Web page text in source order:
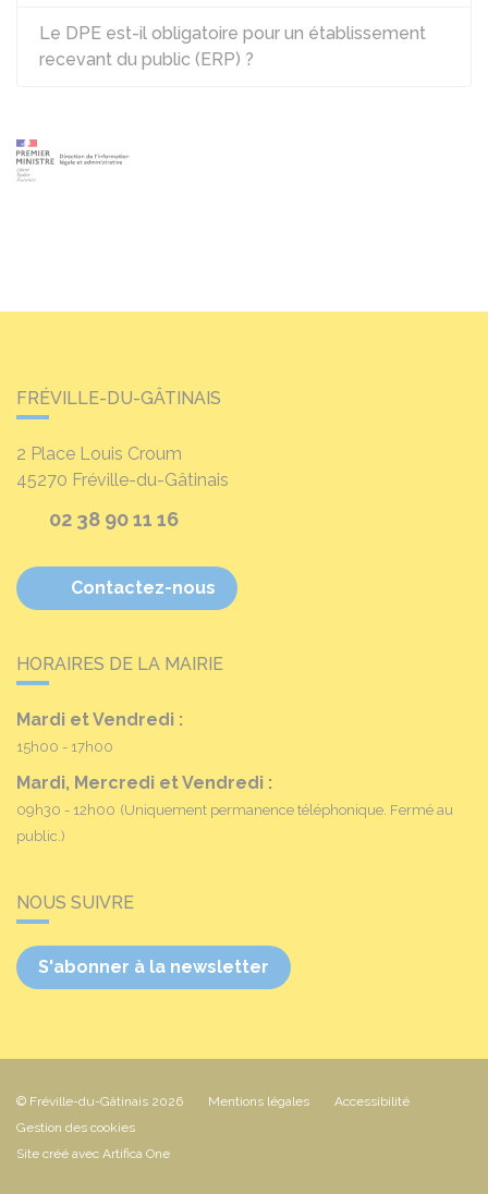
Le DPE est-il obligatoire pour un établissement
recevant du public (ERP) ?
FRÉVILLE-DU-GÂTINAIS
2 Place Louis Croum
45270 Fréville-du-Gâtinais
02 38 90 11 16
Contactez-nous
HORAIRES DE LA MAIRIE
Mardi et Vendredi :
15h00 - 17h00
Mardi, Mercredi et Vendredi :
09h30 - 12h00 (Uniquement permanence téléphonique. Fermé au
public.)
NOUS SUIVRE
S'abonner à la newsletter
© Fréville-du-Gâtinais 2026 Mentions légales
Accessibilité
Gestion des cookies
Site créé avec Artifica One